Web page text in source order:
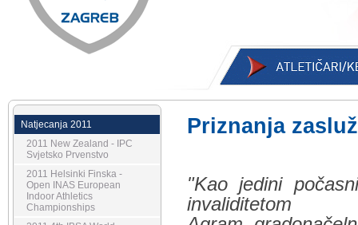
Priznanja
"Kao jedini
invaliditetom
Natjecanja 2011
2011 New Zealand - IPC
Svjetsko Prvenstvo
2011 Helsinki Finska -
Open INAS European
Indoor Athletics
Championships